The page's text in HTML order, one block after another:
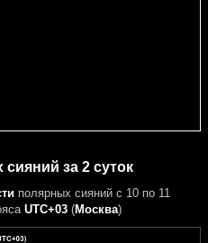
за 2 суток
полярных сияний с 10 по 11
UTC+03 (Москва)